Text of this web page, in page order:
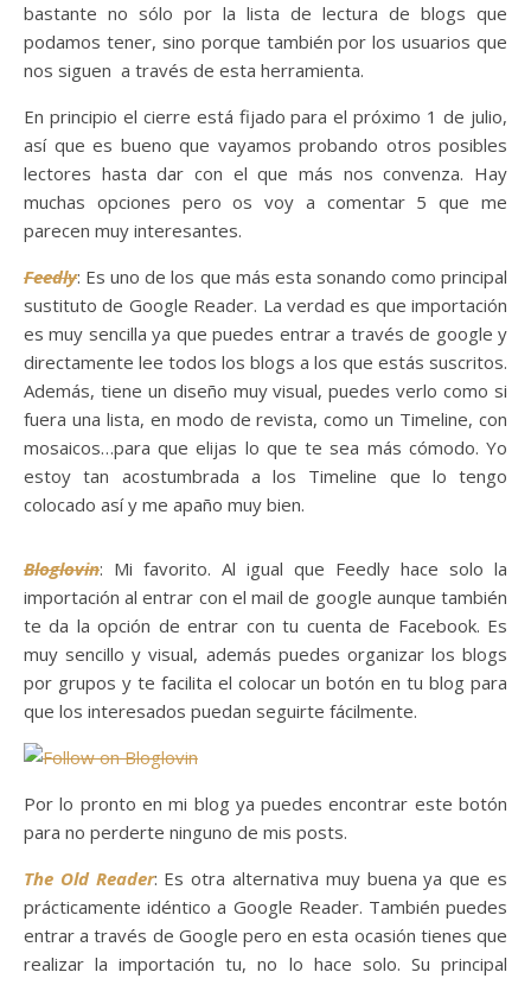
bastante no sólo por la lista de lectura de blogs que
podamos tener, sino porque también por los usuarios que
nos siguen a través de esta herramienta.
En principio el cierre está fijado para el próximo 1 de julio,
así que es bueno que vayamos probando otros posibles
lectores hasta dar con el que más nos convenza. Hay
muchas opciones pero os voy a comentar 5 que me
parecen muy interesantes.
Feedly: Es uno de los que más esta sonando como principal
sustituto de Google Reader. La verdad es que importación
es muy sencilla ya que puedes entrar a través de google y
directamente lee todos los blogs a los que estás suscritos.
Además, tiene un diseño muy visual, puedes verlo como si
fuera una lista, en modo de revista, como un Timeline, con
mosaicos…para que elijas lo que te sea más cómodo. Yo
estoy tan acostumbrada a los Timeline que lo tengo
colocado así y me apaño muy bien.
Bloglovin: Mi favorito. Al igual que Feedly hace solo la
importación al entrar con el mail de google aunque también
te da la opción de entrar con tu cuenta de Facebook. Es
muy sencillo y visual, además puedes organizar los blogs
por grupos y te facilita el colocar un botón en tu blog para
que los interesados puedan seguirte fácilmente.
Por lo pronto en mi blog ya puedes encontrar este botón
para no perderte ninguno de mis posts.
The Old Reader: Es otra alternativa muy buena ya que es
prácticamente idéntico a Google Reader. También puedes
entrar a través de Google pero en esta ocasión tienes que
realizar la importación tu, no lo hace solo. Su principal